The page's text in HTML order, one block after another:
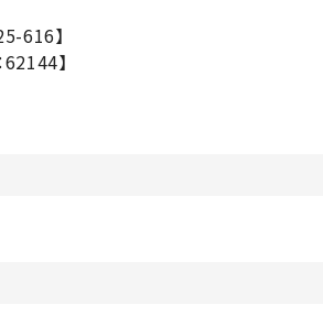
616】
】